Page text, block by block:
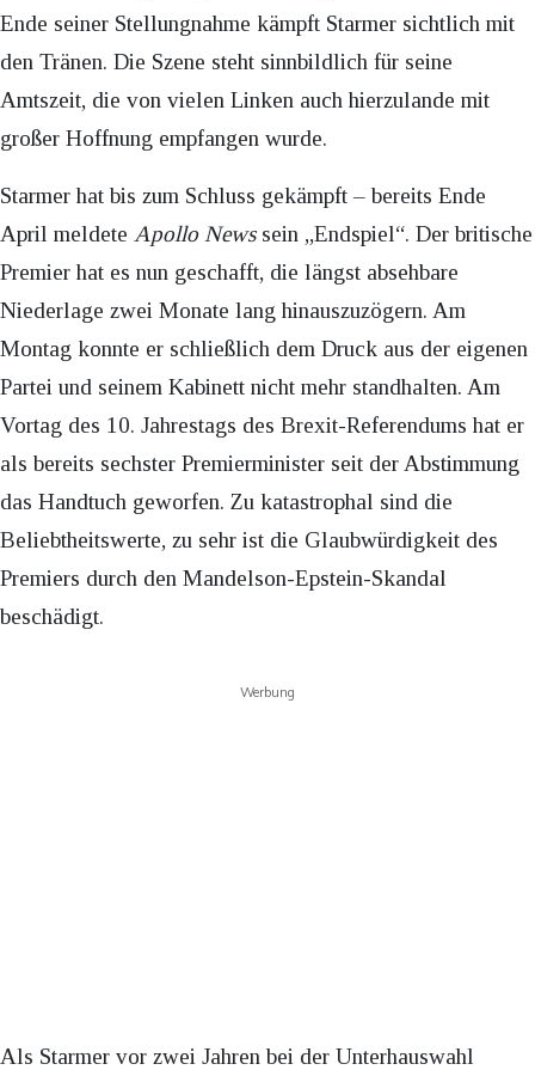
Ende seiner Stellungnahme kämpft Starmer sichtlich mit
den Tränen. Die Szene steht sinnbildlich für seine
Amtszeit, die von vielen Linken auch hierzulande mit
großer Hoffnung empfangen wurde.
Starmer hat bis zum Schluss gekämpft – bereits Ende
April meldete Apollo Newssein „Endspiel“. Der britische
Premier hat es nun geschafft, die längst absehbare
Niederlage zwei Monate lang hinauszuzögern. Am
Montag konnte er schließlich dem Druck aus der eigenen
Partei und seinem Kabinett nicht mehr standhalten. Am
Vortag des 10. Jahrestags des Brexit-Referendums hat er
als bereits sechster Premierminister seit der Abstimmung
das Handtuch geworfen. Zu katastrophal sind die
Beliebtheitswerte, zu sehr ist die Glaubwürdigkeit des
Premiers durch den Mandelson-Epstein-Skandal
beschädigt.
Werbung
Als Starmer vor zwei Jahren bei der Unterhauswahl